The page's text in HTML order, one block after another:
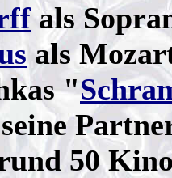
als
als
"
50